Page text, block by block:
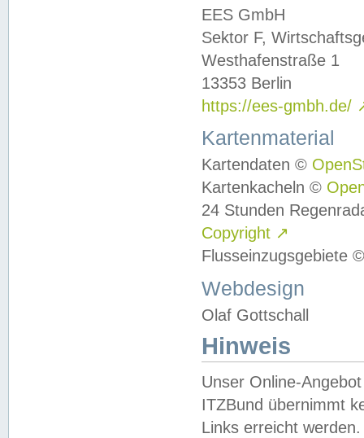
EES GmbH
Sektor F,
Westhafenstraße 1
13353 Berlin
https://ees-gmbh.de/
Kartenmaterial
Kartendaten ©
Kartenkacheln ©
24 Stunden
Copyright ↗
Flusseinzugsgebiete
Webdesign
Olaf Gottschall
Hinweis
Unser Online-
ITZBund übernimmt
Links erreicht